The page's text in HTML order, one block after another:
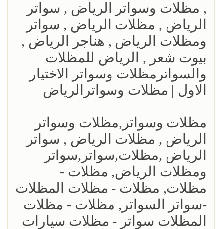
, مظلات وسواتر الرياض , سواتر
الرياض , مظلات الرياض , سواتر
ومظلات الرياض , هناجر الرياض ,
بيوت شعر , الرياض للمظلات
والسواترمظلات وسواتر الاختيار
الاول | مظلات وسواترالرياض
مظلات وسواتر,مظلات وسواتر
الرياض , مظلات الرياض , سواتر
الرياض ,مظلات,سواتر,سواتر
ومظلات الرياض, مظلات -
مظلات, مظلات - مظلات المظلات
-سواتر السواتر, مظلات - مظلات
المظلات سواتر - مظلات سيارات